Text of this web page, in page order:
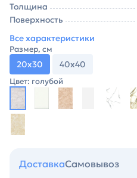
Толщина
Поверхность
Все характеристики
Размер, см
20х30 40х40
Цвет: голубой
ДоставкаСамовывоз